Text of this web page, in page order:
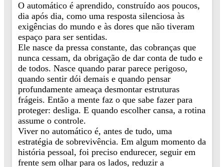
O automático é aprendido, construído aos poucos,
dia após dia, como uma resposta silenciosa às
exigências do mundo e às dores que não tiveram
espaço para ser sentidas.
Ele nasce da pressa constante, das cobranças que
nunca cessam, da obrigação de dar conta de tudo e
de todos. Nasce quando parar parece perigoso,
quando sentir dói demais e quando pensar
profundamente ameaça desmontar estruturas
frágeis. Então a mente faz o que sabe fazer para
proteger: desliga. E quando escolher cansa, a rotina
assume o controle.
Viver no automático é, antes de tudo, uma
estratégia de sobrevivência. Em algum momento da
história pessoal, foi preciso endurecer, seguir em
frente sem olhar para os lados, reduzir a